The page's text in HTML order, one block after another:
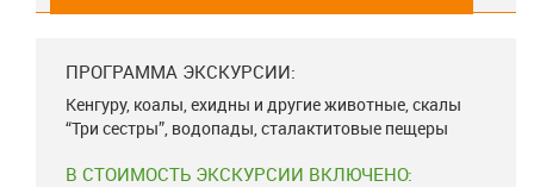
ПРОГРАММА ЭКСКУРСИИ:
Кенгуру, коалы, ехидны и другие животные, скалы
“Три сестры”, водопады, сталактитовые пещеры
В СТОИМОСТЬ ЭКСКУРСИИ ВКЛЮЧЕНО: